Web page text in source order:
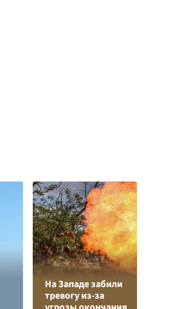
На Западе забили
тревогу из-за